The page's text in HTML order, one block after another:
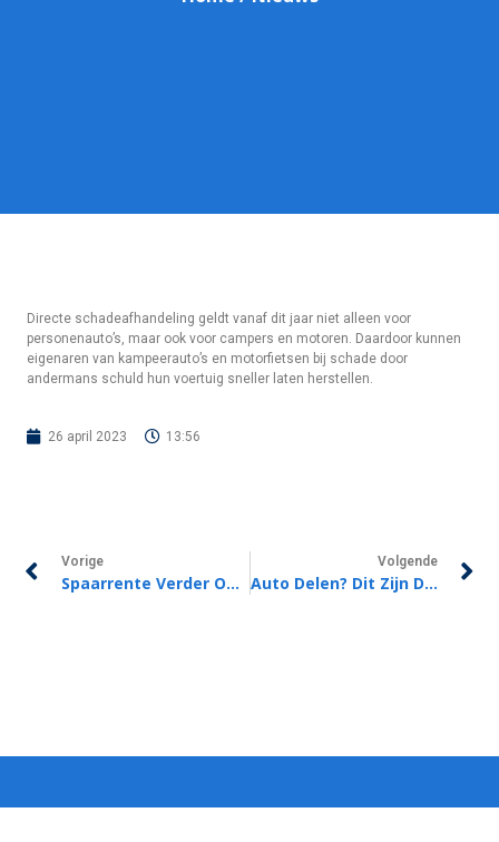
Directe schadeafhandeling geldt vanaf dit jaar niet alleen voor
personenauto’s, maar ook voor campers en motoren. Daardoor kunnen
eigenaren van kampeerauto’s en motorfietsen bij schade door
andermans schuld hun voertuig sneller laten herstellen.
26 april 2023 13:56
Vorige
Spaarrente Verder Omhoog
Volgende
Auto Delen? Dit Zijn De Aandachtspunten!